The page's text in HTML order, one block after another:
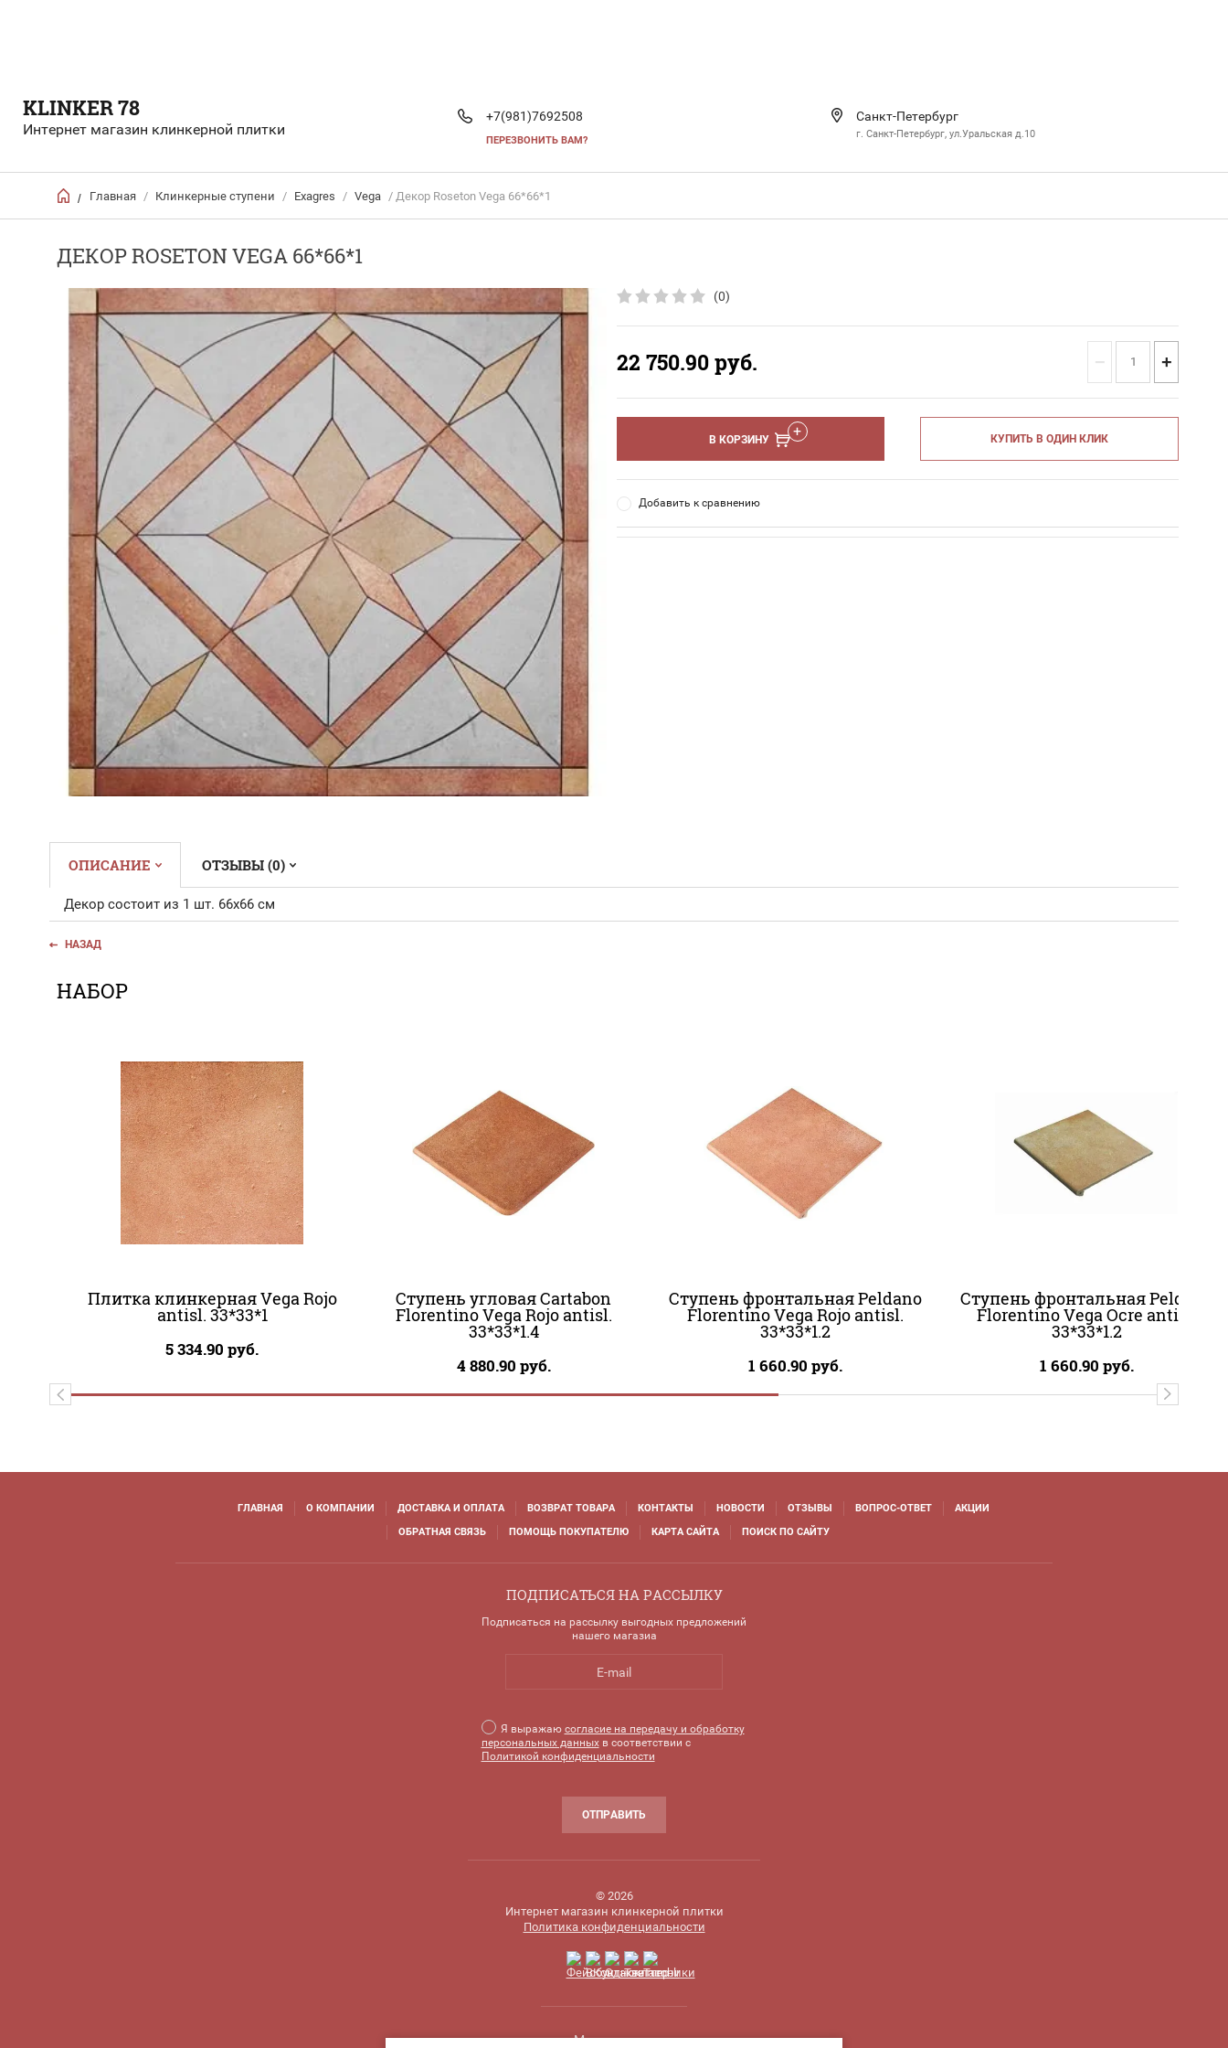
KLINKER 78
Интернет магазин клинкерной плитки
+7(981)7692508
ПЕРЕЗВОНИТЬ ВАМ?
Санкт-Петербург
г. Санкт-Петербург, ул.Уральская д.10
/ Главная / Клинкерные ступени / Exagres / Vega / Декор Roseton Vega 66*66*1
ДЕКОР ROSETON VEGA 66*66*1
(0)
22 750.90 руб. − +
В КОРЗИНУ КУПИТЬ В ОДИН КЛИК
Добавить к сравнению
ОПИСАНИЕ ОТЗЫВЫ (0)
Декор состоит из 1 шт. 66х66 см
НАЗАД
НАБОР
Плитка клинкерная Vega Rojo
antisl. 33*33*1
5 334.90 руб.
Ступень угловая Cartabon
Florentino Vega Rojo antisl.
33*33*1.4
4 880.90 руб.
Ступень фронтальная Peldano
Florentino Vega Rojo antisl.
33*33*1.2
1 660.90 руб.
Ступень фронтальная Peldano
Florentino Vega Ocre antisl.
33*33*1.2
1 660.90 руб.
ГЛАВНАЯ О КОМПАНИИ ДОСТАВКА И ОПЛАТА ВОЗВРАТ ТОВАРА КОНТАКТЫ НОВОСТИ ОТЗЫВЫ ВОПРОС-ОТВЕТ
АКЦИИ
ОБРАТНАЯ СВЯЗЬ
ПОМОЩЬ ПОКУПАТЕЛЮ КАРТА САЙТА ПОИСК ПО САЙТУ
ПОДПИСАТЬСЯ НА РАССЫЛКУ
Подписаться на рассылку выгодных предложений
нашего магазиа
Я выражаю согласие на передачу и обработку
персональных данныхв соответствии с
Политикой конфиденциальности
ОТПРАВИТЬ
© 2026
Интернет магазин клинкерной плитки
Политика конфиденциальности
Megagroup.ru